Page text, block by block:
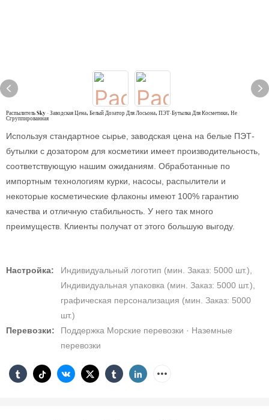
Распылитель Sky - Заводская Цена, Белый Дозатор Для Лосьона, ПЭТ-Бутылка Для Косметики, Не
Сгруппированная
Используя стандартное сырье, заводская цена на белые ПЭТ-
бутылки с дозатором для косметики имеет производительность,
соответствующую нашим ожиданиям. Обработанные по
импортным технологиям курки, насосы, распылители и
некоторые косметические флаконы имеют 100% гарантию
качества и отличную стабильность. У него так много
преимуществ. Клиенты получат от этого большую выгоду.
Настройка:
Индивидуальный логотип (мин. Заказ: 5000 шт.),
Индивидуальная упаковка (мин. Заказ: 5000 шт.),
графическая персонализация (мин. Заказ: 5000
шт.)
Перевозки:
Поддержка Морские перевозки · Наземные
перевозки